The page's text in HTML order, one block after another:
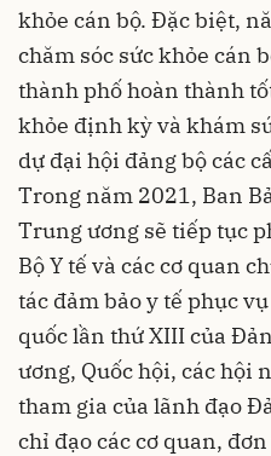
khỏe cán bộ. Đặc biệt,
chăm sóc sức khỏe cán
thành phố hoàn thành
khỏe định kỳ và khám
dự đại hội đảng bộ các
Trong năm 2021, Ban
Trung ương sẽ tiếp tục
Bộ Y tế và các cơ quan
tác đảm bảo y tế phục
quốc lần thứ XIII của
ương, Quốc hội, các hội
tham gia của lãnh đạo
chỉ đạo các cơ quan,